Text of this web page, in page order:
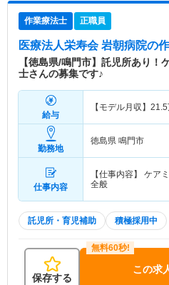
作業療法士 正職員
医療法人栄寿会 岩朝病院の
【徳島県/鳴門市】託児所あり！
士さんの募集です♪
給与
【モデル月収】 21.5
勤務地
徳島県 鳴門市
仕事内容
【仕事内容】 ケア
全般
託児所・育児補助 積極採用中
保存する
この求